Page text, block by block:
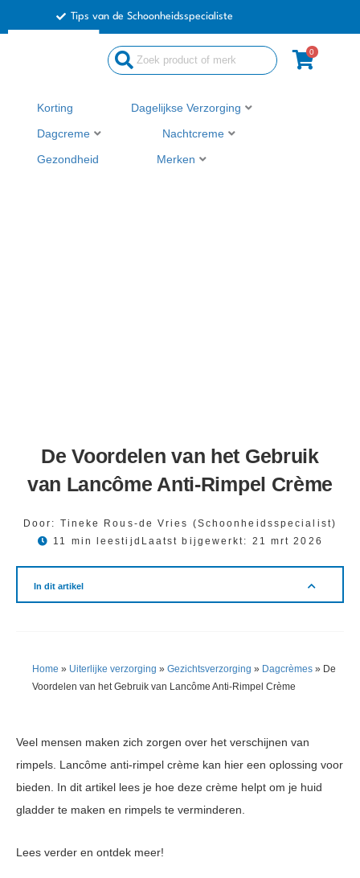
Tips van de Schoonheidsspecialiste
Search
...
0
Korting Dagelijkse Verzorging
Dagcreme Nachtcreme
Gezondheid Merken
De Voordelen van het Gebruik
van Lancôme Anti-Rimpel Crème
Door: Tineke Rous-de Vries (Schoonheidsspecialist)
11 min leestijd Laatst bijgewerkt: 21 mrt 2026
In dit artikel
Home » Uiterlijke verzorging » Gezichtsverzorging » Dagcrèmes » De
Voordelen van het Gebruik van Lancôme Anti-Rimpel Crème
Veel mensen maken zich zorgen over het verschijnen van
rimpels. Lancôme anti-rimpel crème kan hier een oplossing voor
bieden. In dit artikel lees je hoe deze crème helpt om je huid
gladder te maken en rimpels te verminderen.
Lees verder en ontdek meer!